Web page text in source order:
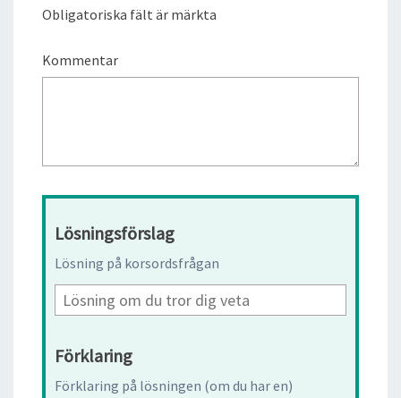
Obligatoriska fält är märkta
Kommentar
Lösningsförslag
Lösning på korsordsfrågan
Förklaring
Förklaring på lösningen (om du har en)